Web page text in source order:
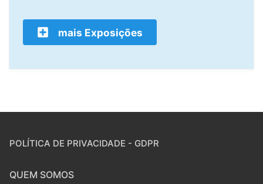
mais Exposições
POLÍTICA DE PRIVACIDADE - GDPR
QUEM SOMOS